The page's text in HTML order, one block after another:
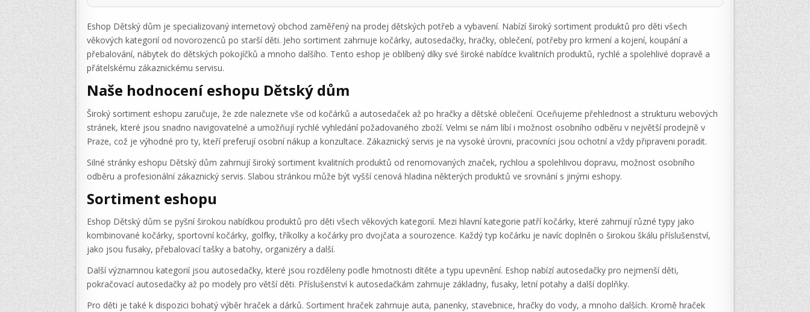
Eshop Dětský dům je specializovaný internetový obchod zaměřený na prodej dětských potřeb a vybavení. Nabízí široký sortiment produktů pro děti všech
věkových kategorií od novorozenců po starší děti. Jeho sortiment zahrnuje kočárky, autosedačky, hračky, oblečení, potřeby pro krmení a kojení, koupání a
přebalování, nábytek do dětských pokojíčků a mnoho dalšího. Tento eshop je oblíbený díky své široké nabídce kvalitních produktů, rychlé a spolehlivé dopravě a
přátelskému zákaznickému servisu.
Naše hodnocení eshopu Dětský dům
Široký sortiment eshopu zaručuje, že zde naleznete vše od kočárků a autosedaček až po hračky a dětské oblečení. Oceňujeme přehlednost a strukturu webových
stránek, které jsou snadno navigovatelné a umožňují rychlé vyhledání požadovaného zboží. Velmi se nám líbí i možnost osobního odběru v největší prodejně v
Praze, což je výhodné pro ty, kteří preferují osobní nákup a konzultace. Zákaznický servis je na vysoké úrovni, pracovníci jsou ochotní a vždy připraveni poradit.
Silné stránky eshopu Dětský dům zahrnují široký sortiment kvalitních produktů od renomovaných značek, rychlou a spolehlivou dopravu, možnost osobního
odběru a profesionální zákaznický servis. Slabou stránkou může být vyšší cenová hladina některých produktů ve srovnání s jinými eshopy.
Sortiment eshopu
Eshop Dětský dům se pyšní širokou nabídkou produktů pro děti všech věkových kategorií. Mezi hlavní kategorie patří kočárky, které zahrnují různé typy jako
kombinované kočárky, sportovní kočárky, golfky, tříkolky a kočárky pro dvojčata a sourozence. Každý typ kočárku je navíc doplněn o širokou škálu příslušenství,
jako jsou fusaky, přebalovací tašky a batohy, organizéry a další.
Další významnou kategorií jsou autosedačky, které jsou rozděleny podle hmotnosti dítěte a typu upevnění. Eshop nabízí autosedačky pro nejmenší děti,
pokračovací autosedačky až po modely pro větší děti. Příslušenství k autosedačkám zahrnuje základny, fusaky, letní potahy a další doplňky.
Pro děti je také k dispozici bohatý výběr hraček a dárků. Sortiment hraček zahrnuje auta, panenky, stavebnice, hračky do vody, a mnoho dalších. Kromě hraček